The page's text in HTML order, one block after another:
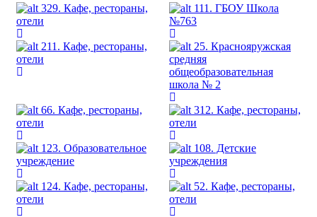
329. Кафе, рестораны,
отели
111. ГБОУ Школа
№763
211. Кафе, рестораны,
отели
25. Краснояружская
средняя
общеобразовательная
школа № 2
66. Кафе, рестораны,
отели
312. Кафе, рестораны,
отели
123. Образовательное
учреждение
108. Детские
учреждения
124. Кафе, рестораны,
отели
52. Кафе, рестораны,
отели